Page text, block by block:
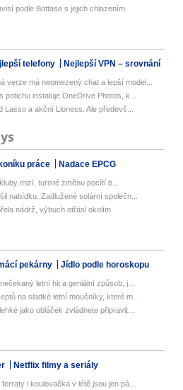
podle Bottase s jejich chlazením
telefony Nejlepší VPN – srovnání
verze má neomezený chat a lepší model...
potichu instaluje OneDrive Photos, k...
a akční Lioness. Ale předevš...
práce Nadace EPCG
mizí, turisté změnu pocítí b...
nabídku. Zadlužené solární společn...
nádrž, výbuch otřásl okolím
pekárny Jídlo podle horoskopu
letní hit a geniální způsob, j...
na sladké letní moučníky, které m...
jako obláček zvládnete připravit...
Netflix filmy a seriály
i koulovačka v létě jsou jen pá...